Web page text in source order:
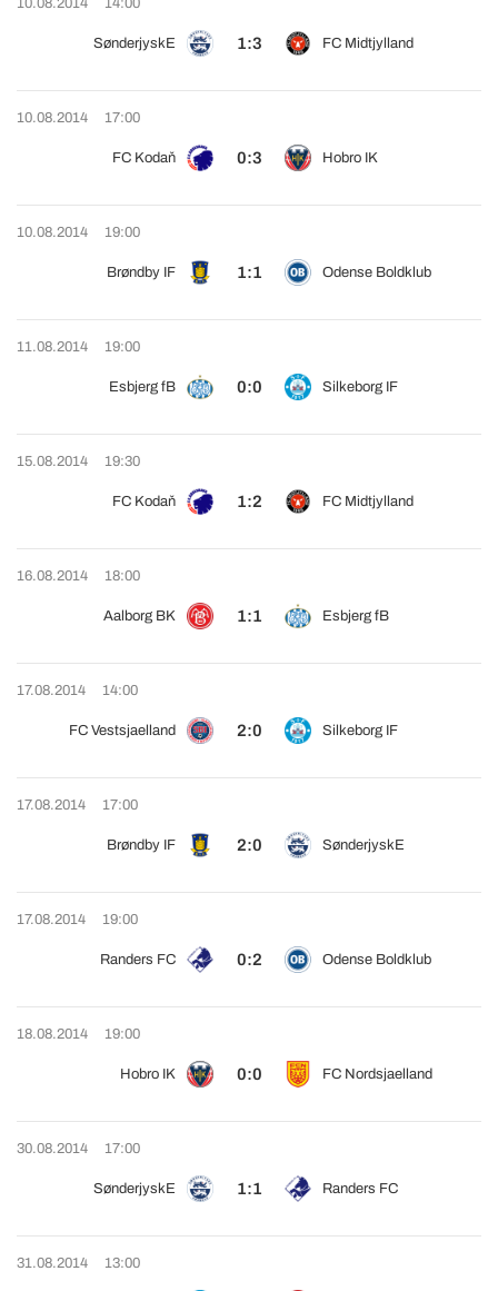
10.08.2014 14:00
SønderjyskE 1:3 FC Midtjylland
10.08.2014 17:00
FC Kodaň 0:3 Hobro IK
10.08.2014 19:00
Brøndby IF 1:1 Odense Boldklub
11.08.2014 19:00
Esbjerg fB 0:0 Silkeborg IF
15.08.2014 19:30
FC Kodaň 1:2 FC Midtjylland
16.08.2014 18:00
Aalborg BK 1:1 Esbjerg fB
17.08.2014 14:00
FC Vestsjaelland 2:0 Silkeborg IF
17.08.2014 17:00
Brøndby IF 2:0 SønderjyskE
17.08.2014 19:00
Randers FC 0:2 Odense Boldklub
18.08.2014 19:00
Hobro IK 0:0 FC Nordsjaelland
30.08.2014 17:00
SønderjyskE 1:1 Randers FC
31.08.2014 13:00